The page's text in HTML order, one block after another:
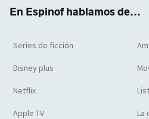
En Espinof hablamos de...
Series de ficción
Disney plus
Netflix
Apple TV La